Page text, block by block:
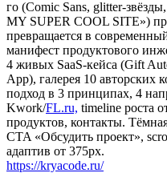
го (Comic Sans, glitter-
MY SUPER COOL SITE»)
превращается в
манифест продуктового
4 живых SaaS-кейса (Gift
App), галерея 10 авторских
подход в 3 принципах, 4
Kwork/FL.ru, timeline роста
продуктов, контакты.
CTA «Обсудить проект»,
адаптив от 375px.
https://kryacode.ru/